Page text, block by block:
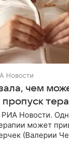
Новости
чем
Новости.
может
(Валерии